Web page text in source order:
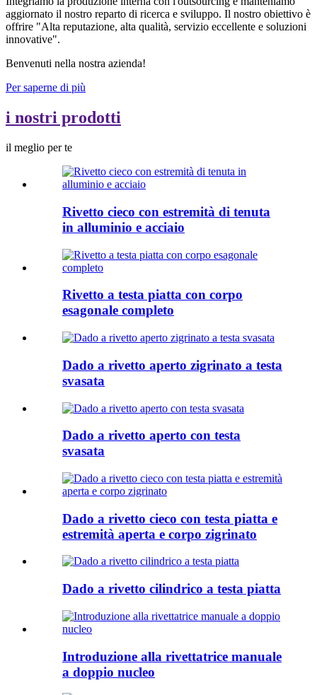
aggiornato il nostro reparto di ricerca e sviluppo. Il nostro obiettivo è
offrire "Alta reputazione, alta qualità, servizio eccellente e soluzioni
innovative".
Benvenuti nella nostra azienda!
Per saperne di più
i nostri prodotti
il meglio per te
Rivetto cieco con estremità di tenuta
in alluminio e acciaio
Rivetto a testa piatta con corpo
esagonale completo
Dado a rivetto aperto zigrinato a testa
svasata
Dado a rivetto aperto con testa
svasata
Dado a rivetto cieco con testa piatta e
estremità aperta e corpo zigrinato
Dado a rivetto cilindrico a testa piatta
Introduzione alla rivettatrice manuale
a doppio nucleo